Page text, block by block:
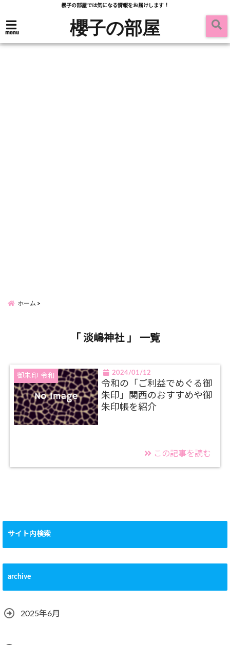
櫻子の部屋では気になる情報をお届けします！
menu 櫻子の部屋
ホーム
「 淡嶋神社 」 一覧
御朱印 令和 2024/01/12
令和の「ご利益でめぐる御
朱印」関西のおすすめや御
朱印帳を紹介
この記事を読む
サイト内検索
archive
2025年6月